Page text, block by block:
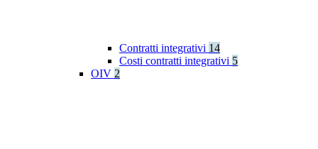
Contratti integrativi 14
Costi contratti integrativi 5
OIV 2